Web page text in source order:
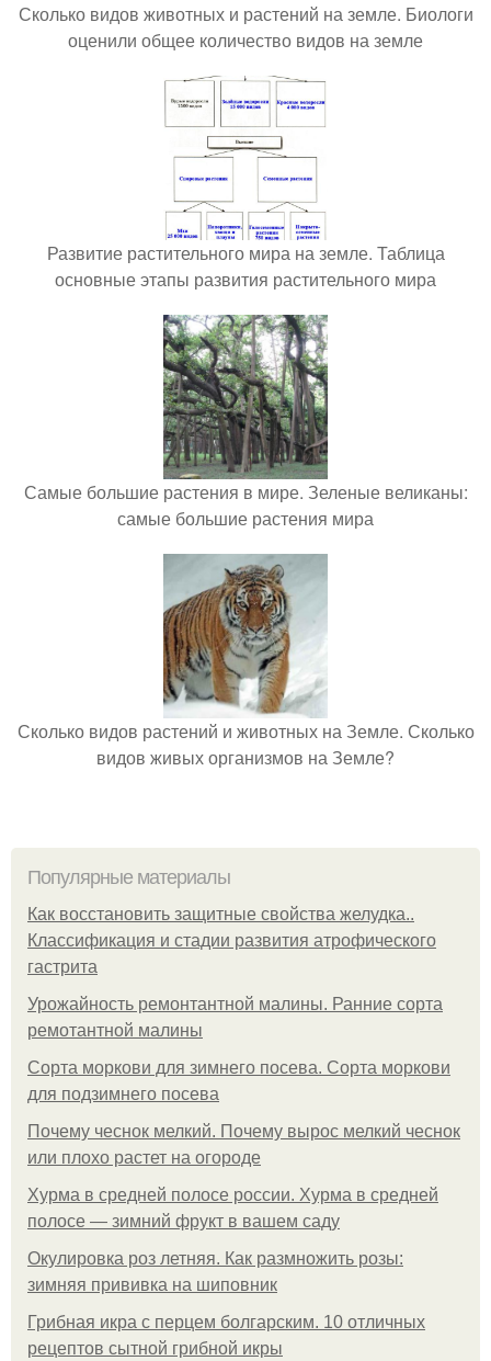
Сколько видов животных и растений на земле. Биологи
оценили общее количество видов на земле
Развитие растительного мира на земле. Таблица
основные этапы развития растительного мира
Самые большие растения в мире. Зеленые великаны:
самые большие растения мира
Сколько видов растений и животных на Земле. Сколько
видов живых организмов на Земле?
Популярные материалы
Как восстановить защитные свойства желудка..
Классификация и стадии развития атрофического
гастрита
Урожайность ремонтантной малины. Ранние сорта
ремотантной малины
Сорта моркови для зимнего посева. Сорта моркови
для подзимнего посева
Почему чеснок мелкий. Почему вырос мелкий чеснок
или плохо растет на огороде
Хурма в средней полосе россии. Хурма в средней
полосе — зимний фрукт в вашем саду
Окулировка роз летняя. Как размножить розы:
зимняя прививка на шиповник
Грибная икра с перцем болгарским. 10 отличных
рецептов сытной грибной икры